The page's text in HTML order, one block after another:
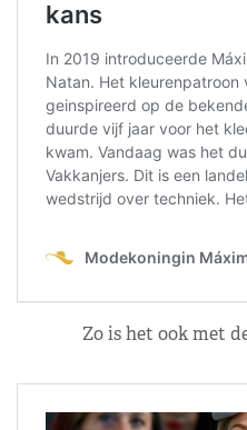
Zo is het ook met